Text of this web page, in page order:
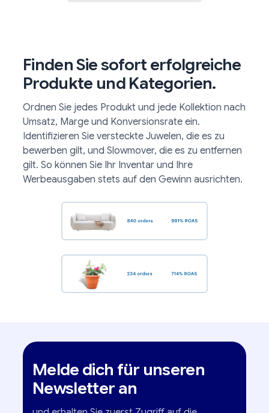
Finden Sie sofort erfolgreiche
Produkte und Kategorien.
Ordnen Sie jedes Produkt und jede Kollektion nach
Umsatz, Marge und Konversionsrate ein.
Identifizieren Sie versteckte Juwelen, die es zu
bewerben gilt, und Slowmover, die es zu entfernen
gilt. So können Sie Ihr Inventar und Ihre
Werbeausgaben stets auf den Gewinn ausrichten.
Melde dich für unseren
Newsletter an